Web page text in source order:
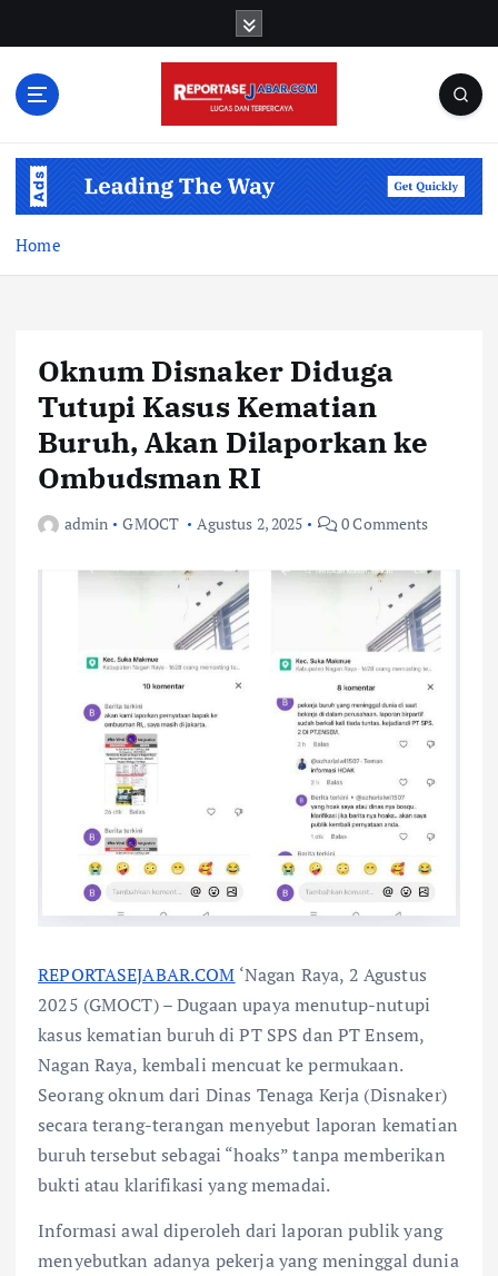
Home
Oknum Disnaker Diduga
Tutupi Kasus Kematian
Buruh, Akan Dilaporkan ke
Ombudsman RI
admin GMOCT Agustus 2, 2025 0 Comments
REPORTASEJABAR.COM ‘Nagan Raya, 2 Agustus
2025 (GMOCT) – Dugaan upaya menutup-nutupi
kasus kematian buruh di PT SPS dan PT Ensem,
Nagan Raya, kembali mencuat ke permukaan.
Seorang oknum dari Dinas Tenaga Kerja (Disnaker)
secara terang-terangan menyebut laporan kematian
buruh tersebut sebagai “hoaks” tanpa memberikan
bukti atau klarifikasi yang memadai.
Informasi awal diperoleh dari laporan publik yang
menyebutkan adanya pekerja yang meninggal dunia